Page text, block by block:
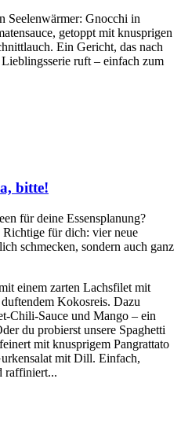
Seelenwärmer: Gnocchi in
getoppt mit knusprigen
Ein Gericht, das nach
ruft – einfach zum
bitte!
für deine Essensplanung?
für dich: vier neue
schmecken, sondern auch ganz
einem zarten Lachsfilet mit
Kokosreis. Dazu
Chili-Sauce und Mango – ein
du probierst unsere Spaghetti
mit knusprigem Pangrattato
mit Dill. Einfach,
raffiniert...